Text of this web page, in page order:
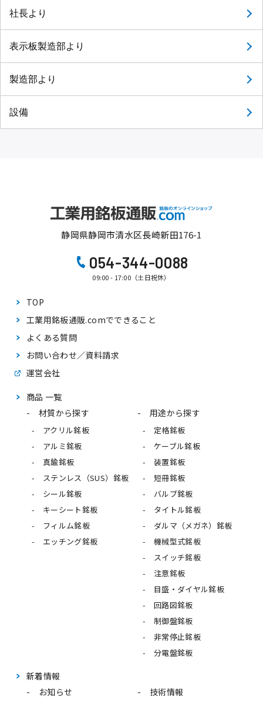
社長より
表示板製造部より
製造部より
設備
静岡県静岡市清水区長崎新田176-1
054-344-0088
09:00 - 17:00（土日祝休）
TOP
工業用銘板通販.comでできること
よくある質問
お問い合わせ／資料請求
運営会社
商品 一覧
材質から探す
アクリル銘板
アルミ銘板
真鍮銘板
ステンレス（SUS）銘板
シール銘板
キーシート銘板
フィルム銘板
エッチング銘板
用途から探す
定格銘板
ケーブル銘板
装置銘板
短冊銘板
バルブ銘板
タイトル銘板
ダルマ（メガネ）銘板
機械型式銘板
スイッチ銘板
注意銘板
目盛・ダイヤル銘板
回路図銘板
制御盤銘板
非常停止銘板
分電盤銘板
新着情報
お知らせ
技術情報